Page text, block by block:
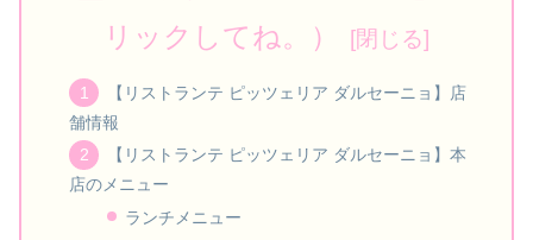
リックしてね。）
【リストランテ ピッツェリア ダルセーニョ】店
舗情報
【リストランテ ピッツェリア ダルセーニョ】本
店のメニュー
ランチメニュー